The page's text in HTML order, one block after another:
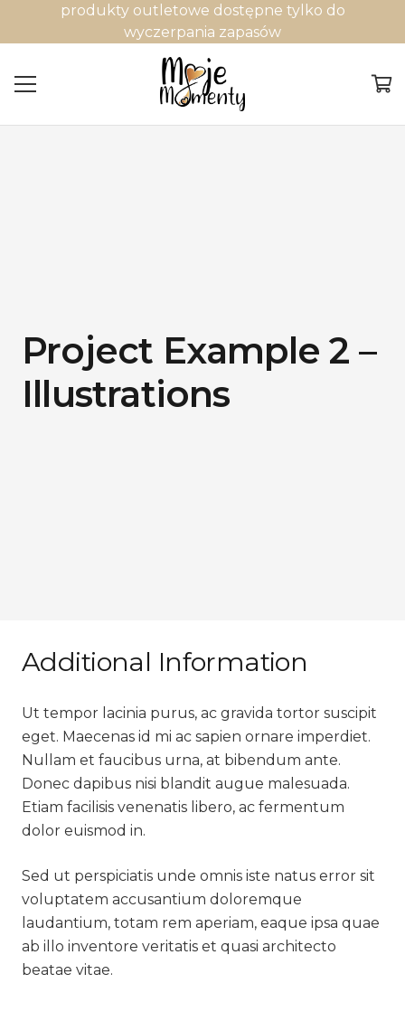
produkty outletowe dostępne tylko do
wyczerpania zapasów
Project Example 2 –
Illustrations
Additional Information
Ut tempor lacinia purus, ac gravida tortor suscipit
eget. Maecenas id mi ac sapien ornare imperdiet.
Nullam et faucibus urna, at bibendum ante.
Donec dapibus nisi blandit augue malesuada.
Etiam facilisis venenatis libero, ac fermentum
dolor euismod in.
Sed ut perspiciatis unde omnis iste natus error sit
voluptatem accusantium doloremque
laudantium, totam rem aperiam, eaque ipsa quae
ab illo inventore veritatis et quasi architecto
beatae vitae.